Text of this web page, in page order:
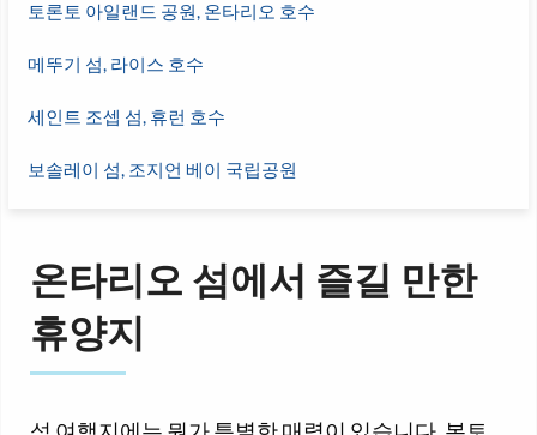
토론토 아일랜드 공원, 온타리오 호수
메뚜기 섬, 라이스 호수
세인트 조셉 섬, 휴런 호수
보솔레이 섬, 조지언 베이 국립공원
온타리오 섬에서 즐길 만한
휴양지
섬 여행지에는 뭔가 특별한 매력이 있습니다. 본토